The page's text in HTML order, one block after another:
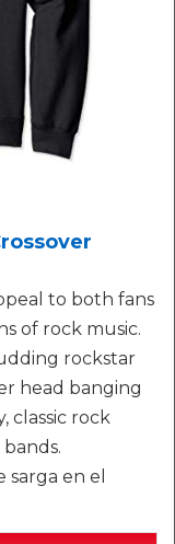
to both fans
of rock music.
rockstar
head banging
classic rock
sarga en el